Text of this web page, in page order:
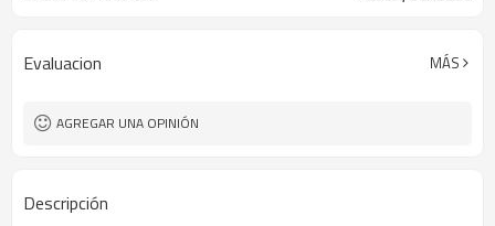
Evaluacion MÁS
AGREGAR UNA OPINIÓN
Descripción